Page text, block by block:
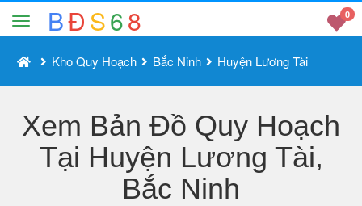
BĐS68 0
Kho Quy Hoạch Bắc Ninh Huyện Lương Tài
Xem Bản Đồ Quy Hoạch
Tại Huyện Lương Tài,
Bắc Ninh